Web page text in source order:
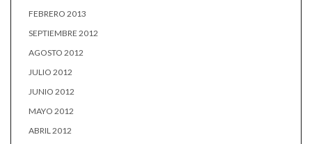
FEBRERO 2013
SEPTIEMBRE 2012
AGOSTO 2012
JULIO 2012
JUNIO 2012
MAYO 2012
ABRIL 2012